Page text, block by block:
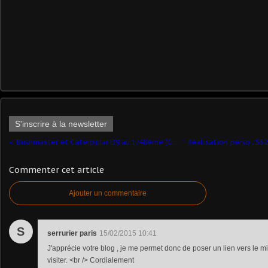
S'inscrire à la newsletter
Bushmaster et Caterpillar D9 au 1/48ème (Caroll Westerhoff/Cypmodels)
Commenter cet article
Ajouter un commentaire
S serrurier paris 15/02/2015 10:41
J'apprécie votre blog , je me permet donc de poser un lien vers le
visiter. <br /> Cordialement